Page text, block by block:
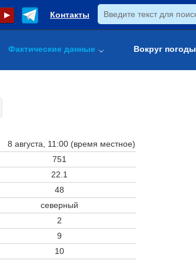
Контакты
Фактические данные Вокруг погоды
8 августа, 11:00 (время местное)
751
22.1
48
северный
2
9
10